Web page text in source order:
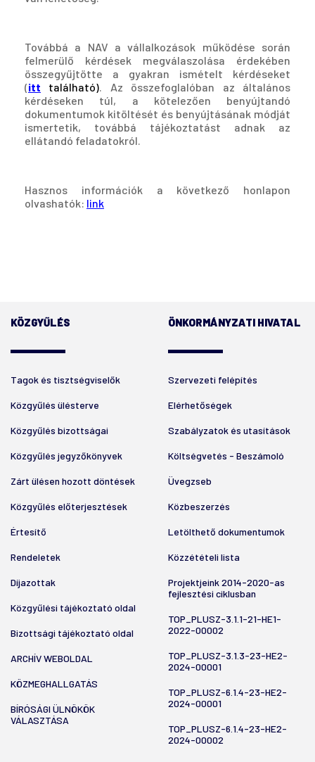
Továbbá a NAV a vállalkozások működése során
felmerülő kérdések megválaszolása érdekében
összegyűjtötte a gyakran ismételt kérdéseket
(itt található). Az összefoglalóban az általános
kérdéseken túl, a kötelezően benyújtandó
dokumentumok kitöltését és benyújtásának módját
ismertetik, továbbá tájékoztatást adnak az
ellátandó feladatokról.
Hasznos információk a következő honlapon
olvashatók: link
KÖZGYŰLÉS
Tagok és tisztségviselők
Közgyűlés ülésterve
Közgyűlés bizottságai
Közgyűlés jegyzőkönyvek
Zárt ülésen hozott döntések
Közgyűlés előterjesztések
Értesítő
Rendeletek
Díjazottak
Közgyűlési tájékoztató oldal
Bizottsági tájékoztató oldal
ARCHÍV WEBOLDAL
KÖZMEGHALLGATÁS
BÍRÓSÁGI ÜLNÖKÖK
VÁLASZTÁSA
ÖNKORMÁNYZATI HIVATAL
Szervezeti felépítés
Elérhetőségek
Szabályzatok és utasítások
Költségvetés - Beszámoló
Üvegzseb
Közbeszerzés
Letölthető dokumentumok
Közzétételi lista
Projektjeink 2014-2020-as
fejlesztési ciklusban
TOP_PLUSZ-3.1.1-21-HE1-
2022-00002
TOP_PLUSZ-3.1.3-23-HE2-
2024-00001
TOP_PLUSZ-6.1.4-23-HE2-
2024-00001
TOP_PLUSZ-6.1.4-23-HE2-
2024-00002